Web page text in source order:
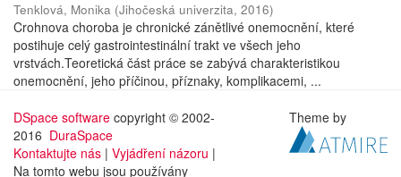
Tenklová, Monika (Jihočeská univerzita, 2016)
Crohnova choroba je chronické zánětlivé onemocnění, které
postihuje celý gastrointestinální trakt ve všech jeho
vrstvách.Teoretická část práce se zabývá charakteristikou
onemocnění, jeho příčinou, příznaky, komplikacemi, ...
DSpace software copyright © 2002-
2016 DuraSpace
Kontaktujte nás | Vyjádření názoru |
Na tomto webu jsou používány
Theme by